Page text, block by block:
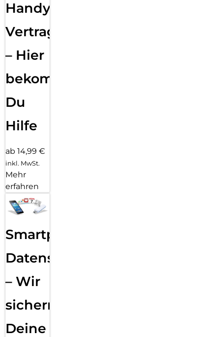
Handy
Vertragsabwicklung
– Hier
bekommst
Du
Hilfe
ab 14,99 €
inkl. MwSt.
Mehr
erfahren
Smartphone
Datensicherung
– Wir
sichern
Deine